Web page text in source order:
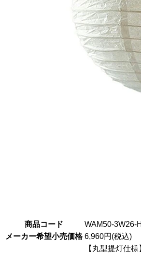
商品コード
WAM50-3W26-H
メーカー希望小売価格 6,960円(税込)
【丸型提灯仕様